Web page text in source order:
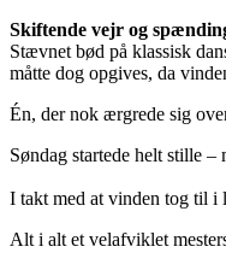
Skiftende vejr og
Stævnet bød på klassisk
måtte dog opgives, da
Én, der nok ærgrede sig
Søndag startede helt stille
I takt med at vinden tog til i
Alt i alt et velafviklet